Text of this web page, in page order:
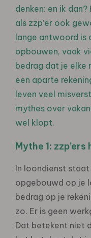
denken: en ik
als zzp’er ook
lange antwoord is
opbouwen, vaak
bedrag dat je elke
een aparte
leven veel
mythes over
wel klopt.
Mythe 1:
In loondienst
opgebouwd op je
bedrag op je
zo. Er is geen
Dat betekent niet